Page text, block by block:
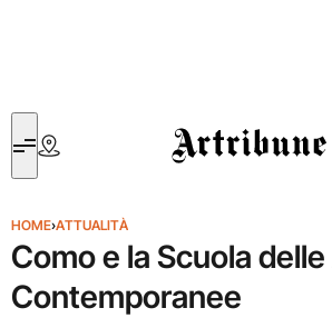
Artribune
HOME›ATTUALITÀ
Como e la Scuola
Contemporanee